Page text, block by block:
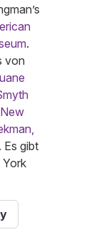
.
von
. Es gibt
York